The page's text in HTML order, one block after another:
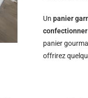
Unpanier
panier
offrirez